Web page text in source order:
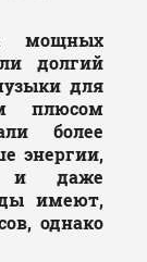
мощных
долгий
для
плюсом
более
энергии,
и даже
имеют,
однако